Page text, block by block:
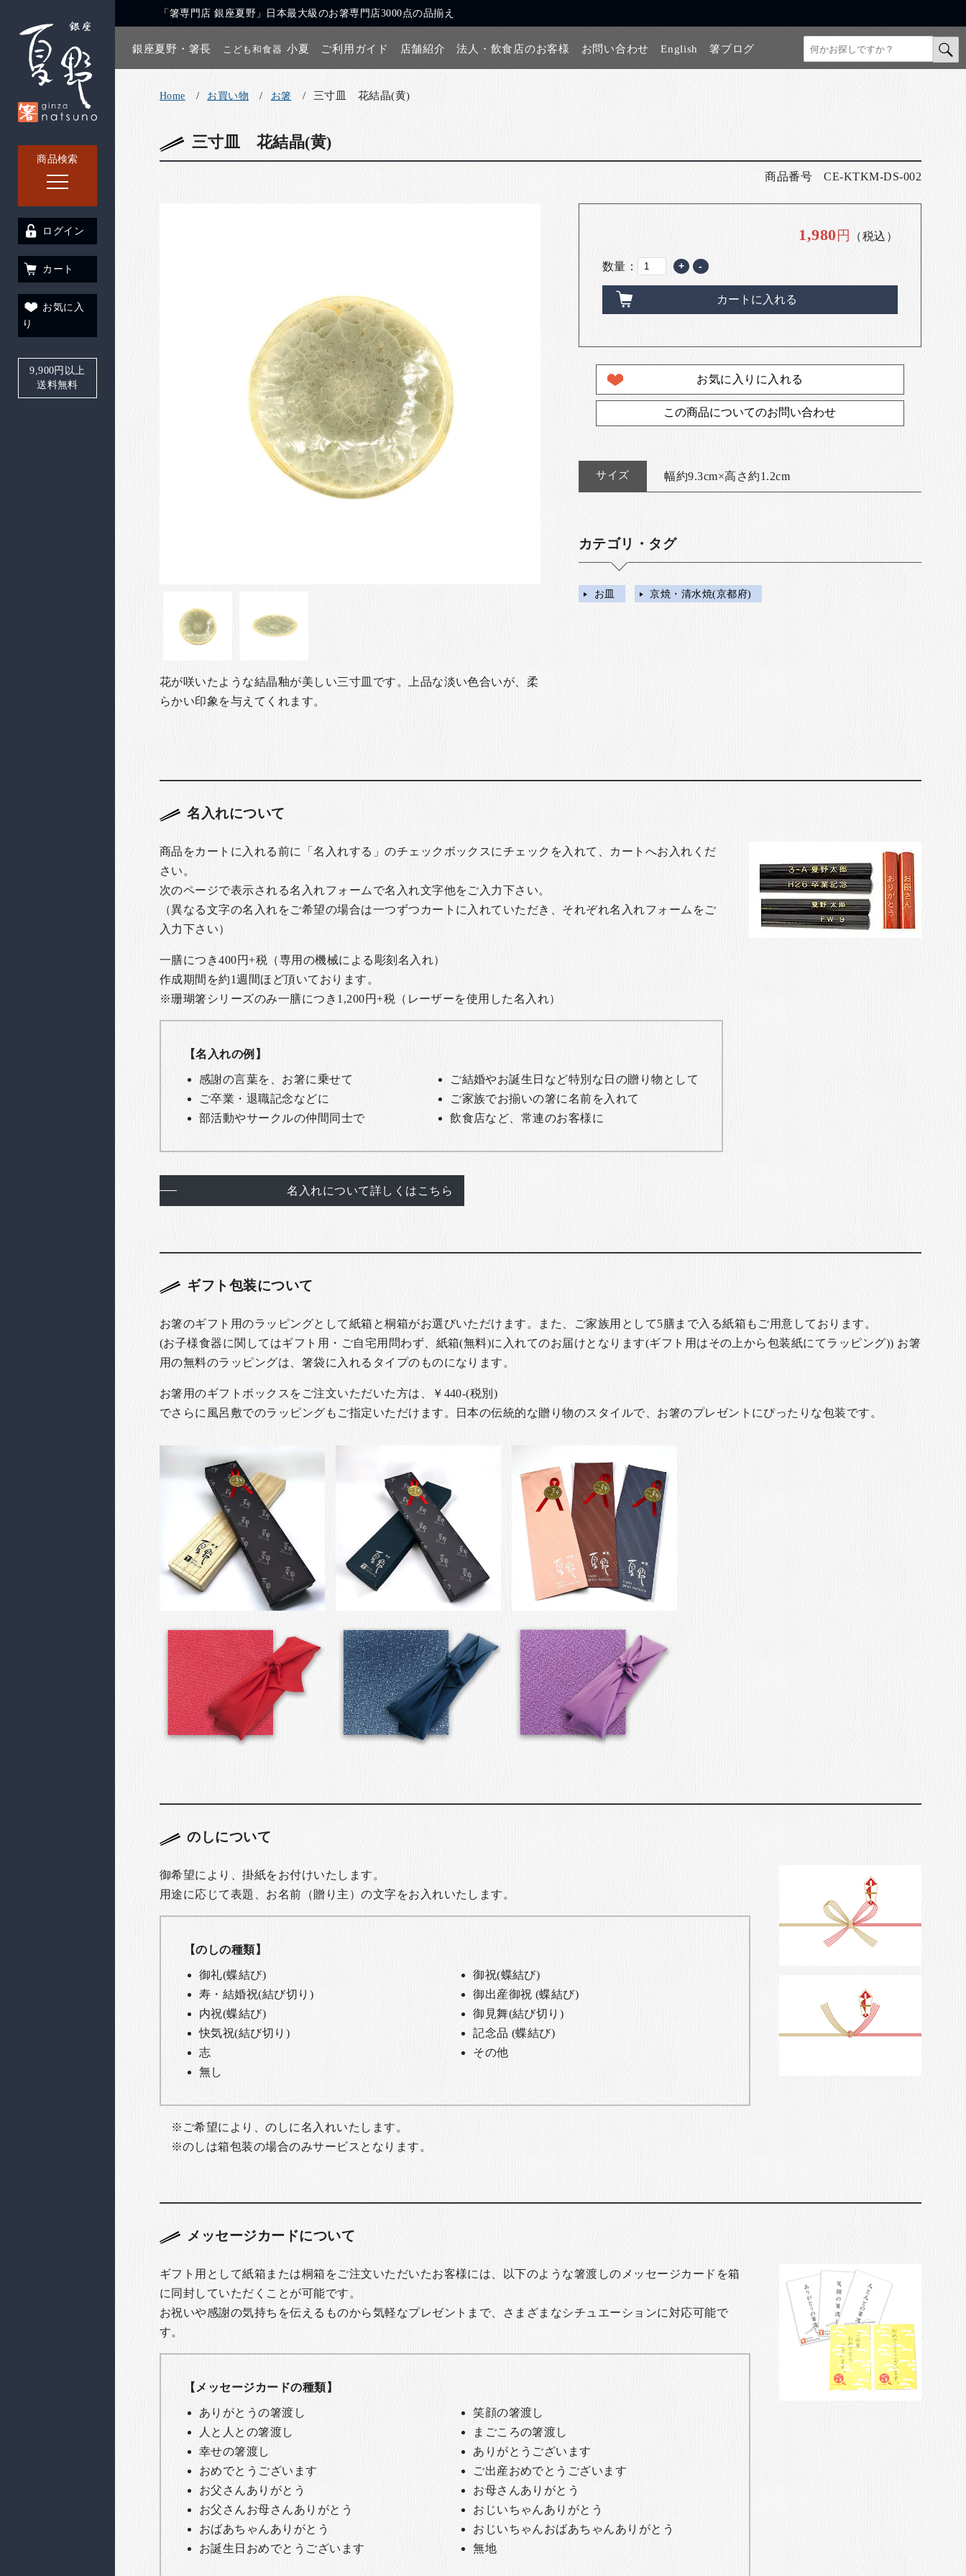
商品検索
「箸専門店 銀座夏野」日本最大級のお箸専門店3000点の品揃え
銀座夏野・箸長 こども和食器 小夏 ご利用ガイド 店舗紹介 法人・飲食店のお客様 お問い合わせ English 箸ブログ
ログイン
カート
お気に入
り
9,900円以上
送料無料
Home お買い物 お箸 三寸皿 花結晶(黄)
三寸皿 花結晶(黄)
商品番号 CE-KTKM-DS-002
花が咲いたような結晶釉が美しい三寸皿です。上品な淡い色合いが、柔
らかい印象を与えてくれます。
1,980円 （税込）
数量： + -
カートに入れる
お気に入りに入れる
この商品についてのお問い合わせ
サイズ 幅約9.3cm×高さ約1.2cm
カテゴリ・タグ
お皿 京焼・清水焼(京都府)
名入れについて
商品をカートに入れる前に「名入れする」のチェックボックスにチェックを入れて、カートへお入れくだ
さい。
次のページで表示される名入れフォームで名入れ文字他をご入力下さい。
（異なる文字の名入れをご希望の場合は一つずつカートに入れていただき、それぞれ名入れフォームをご
入力下さい）
一膳につき400円+税（専用の機械による彫刻名入れ）
作成期間を約1週間ほど頂いております。
※珊瑚箸シリーズのみ一膳につき1,200円+税 （レーザーを使用した名入れ）
【名入れの例】
感謝の言葉を、お箸に乗せて
ご結婚やお誕生日など特別な日の贈り物として
ご卒業・退職記念などに
ご家族でお揃いの箸に名前を入れて
部活動やサークルの仲間同士で
飲食店など、常連のお客様に
名入れについて詳しくはこちら
ギフト包装について
お箸のギフト用のラッピングとして紙箱と桐箱がお選びいただけます。また、ご家族用として5膳まで入る紙箱もご用意しております。
(お子様食器に関してはギフト用・ご自宅用問わず、紙箱(無料)に入れてのお届けとなります(ギフト用はその上から包装紙にてラッピング)) お箸
用の無料のラッピングは、箸袋に入れるタイプのものになります。
お箸用のギフトボックスをご注文いただいた方は、￥440-(税別)
でさらに風呂敷でのラッピングもご指定いただけます。日本の伝統的な贈り物のスタイルで、お箸のプレゼントにぴったりな包装です。
のしについて
御希望により、掛紙をお付けいたします。
用途に応じて表題、お名前（贈り主）の文字をお入れいたします。
【のしの種類】
御礼(蝶結び)
御祝(蝶結び)
寿・結婚祝(結び切り)
御出産御祝 (蝶結び)
内祝(蝶結び)
御見舞(結び切り)
快気祝(結び切り)
記念品 (蝶結び)
志
その他
無し
ご希望により、のしに名入れいたします。
のしは箱包装の場合のみサービスとなります。
メッセージカードについて
ギフト用として紙箱または桐箱をご注文いただいたお客様には、以下のような箸渡しのメッセージカードを箱
に同封していただくことが可能です。
お祝いや感謝の気持ちを伝えるものから気軽なプレゼントまで、さまざまなシチュエーションに対応可能で
す。
【メッセージカードの種類】
ありがとうの箸渡し
笑顔の箸渡し
人と人との箸渡し
まごころの箸渡し
幸せの箸渡し
ありがとうございます
おめでとうございます
ご出産おめでとうございます
お父さんありがとう
お母さんありがとう
お父さんお母さんありがとう
おじいちゃんありがとう
おばあちゃんありがとう
おじいちゃんおばあちゃんありがとう
お誕生日おめでとうございます
無地